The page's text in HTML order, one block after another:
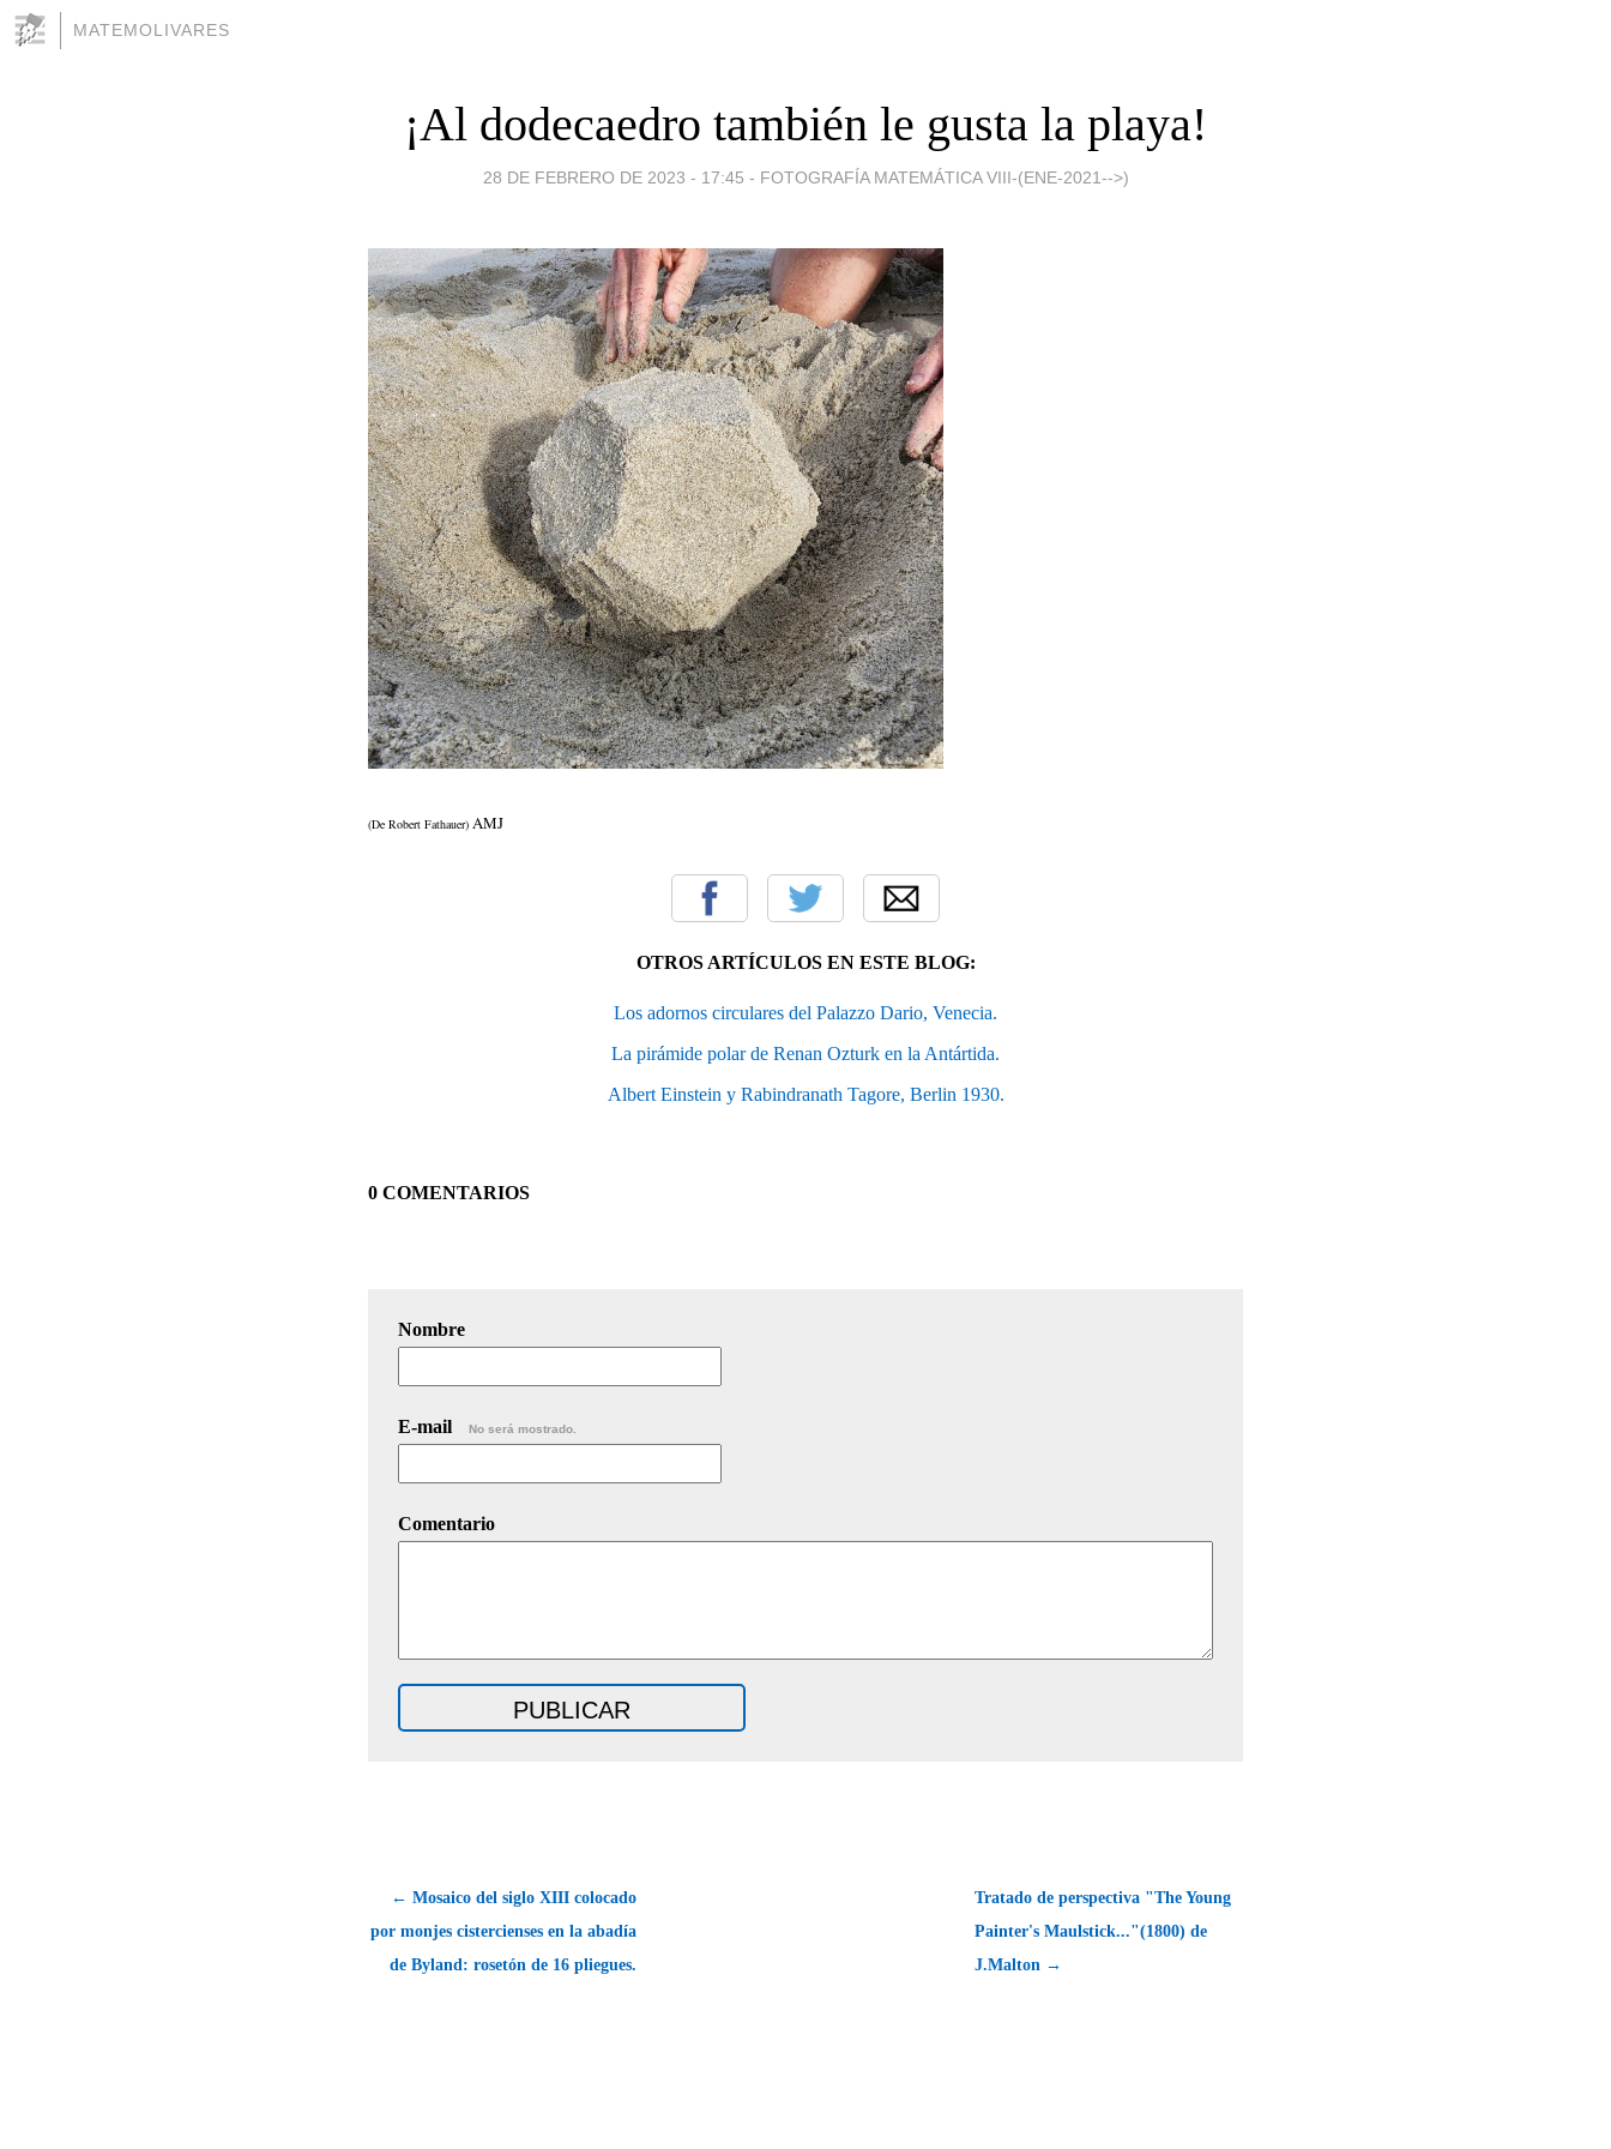
MATEMOLIVARES
¡Al dodecaedro también le gusta la playa!
28 DE FEBRERO DE 2023 - 17:45 - FOTOGRAFÍA MATEMÁTICA VIII-(ENE-2021-->)
(De Robert Fathauer) AMJ
OTROS ARTÍCULOS EN ESTE BLOG:
Los adornos circulares del Palazzo Dario, Venecia.
La pirámide polar de Renan Ozturk en la Antártida.
Albert Einstein y Rabindranath Tagore, Berlin 1930.
0 COMENTARIOS
Nombre
E-mail No será mostrado.
Comentario
← Mosaico del siglo XIII colocado
por monjes cistercienses en la abadía
de Byland: rosetón de 16 pliegues.
Tratado de perspectiva "The Young
Painter's Maulstick..."(1800) de
J.Malton →